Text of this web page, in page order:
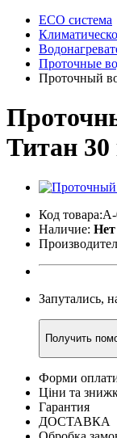
ECO система
Проточные
Проточный
Титан
Код
Наличие:
Запутались,
Получить
Форми
Ціни та
Гарантия
ДОСТАВКА